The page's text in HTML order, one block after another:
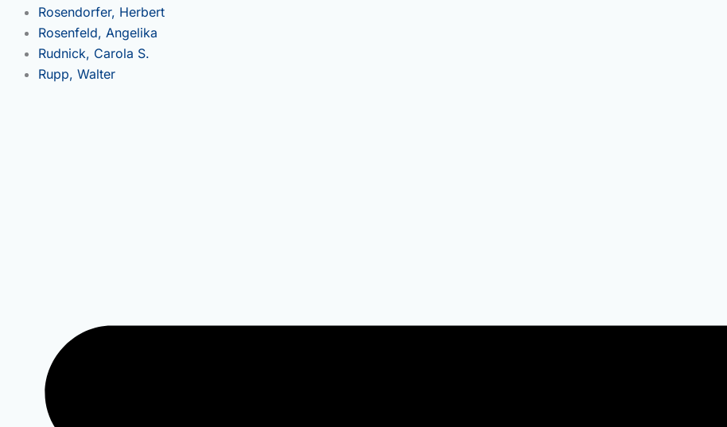
Rosendorfer, Herbert
Rosenfeld, Angelika
Rudnick, Carola S.
Rupp, Walter